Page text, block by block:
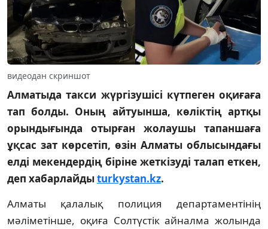
видеодан скриншот
Алматыда такси жүргізушісі күтпеген оқиғаға
тап болды. Оның айтуынша, көліктің артқы
орындығында отырған жолаушы тапаншаға
ұқсас зат көрсетіп, өзін Алматы облысындағы
елді мекендердің біріне жеткізуді талап еткен,
деп хабарлайдыturkystan.kz.
Алматы қалалық полиция департаментінің
мәліметінше, оқиға Солтүстік айналма жолында